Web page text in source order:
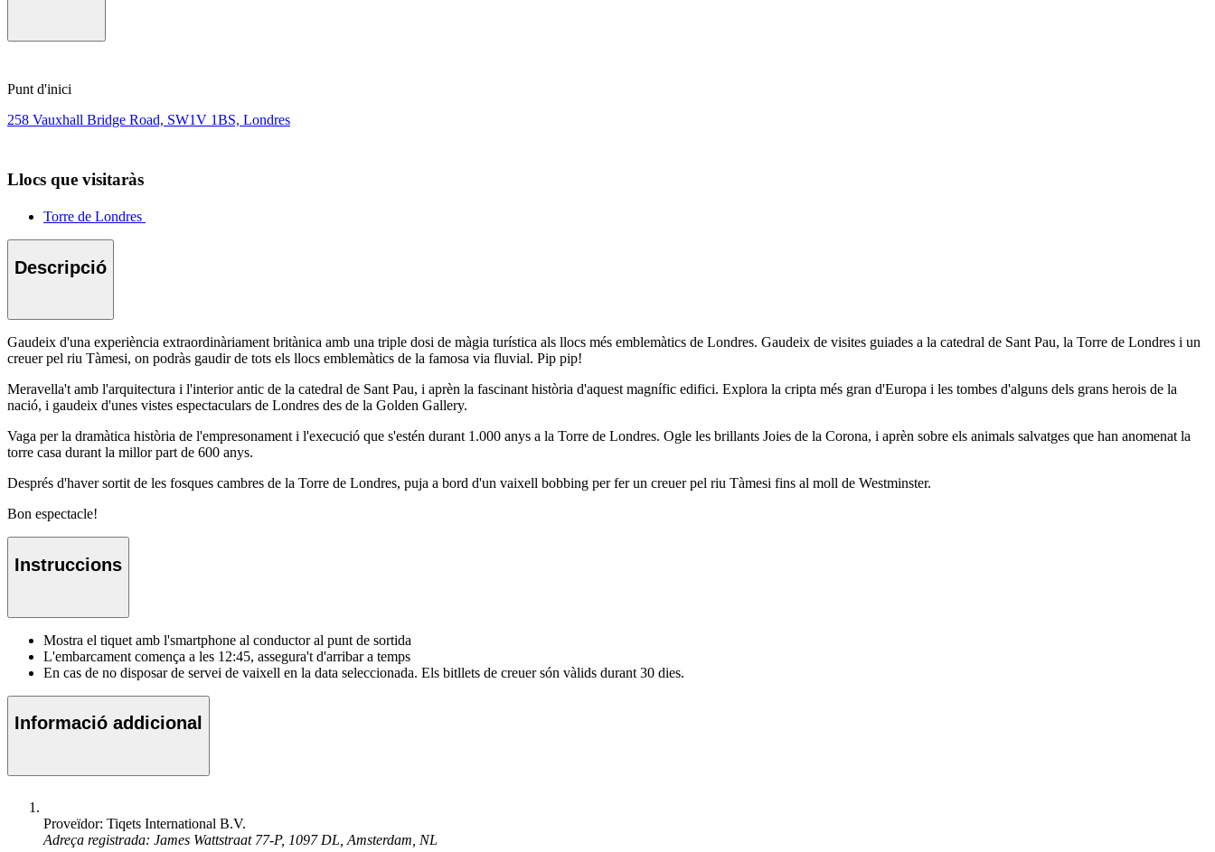
Punt d'inici
258 Vauxhall Bridge Road, SW1V 1BS, Londres
Llocs que visitaràs
Torre de Londres
Descripció
Gaudeix d'una experiència extraordinàriament britànica amb una triple dosi de màgia turística als llocs més emblemàtics de Londres. Gaudeix de visites guiades a la catedral de Sant Pau, la Torre de Londres i un
creuer pel riu Tàmesi, on podràs gaudir de tots els llocs emblemàtics de la famosa via fluvial. Pip pip!
Meravella't amb l'arquitectura i l'interior antic de la catedral de Sant Pau, i aprèn la fascinant història d'aquest magnífic edifici. Explora la cripta més gran d'Europa i les tombes d'alguns dels grans herois de la
nació, i gaudeix d'unes vistes espectaculars de Londres des de la Golden Gallery.
Vaga per la dramàtica història de l'empresonament i l'execució que s'estén durant 1.000 anys a la Torre de Londres. Ogle les brillants Joies de la Corona, i aprèn sobre els animals salvatges que han anomenat la
torre casa durant la millor part de 600 anys.
Després d'haver sortit de les fosques cambres de la Torre de Londres, puja a bord d'un vaixell bobbing per fer un creuer pel riu Tàmesi fins al moll de Westminster.
Bon espectacle!
Instruccions
Mostra el tiquet amb l'smartphone al conductor al punt de sortida
L'embarcament comença a les 12:45, assegura't d'arribar a temps
En cas de no disposar de servei de vaixell en la data seleccionada. Els bitllets de creuer són vàlids durant 30 dies.
Informació addicional
Proveïdor: Tiqets International B.V.
Adreça registrada: James Wattstraat 77-P, 1097 DL, Amsterdam, NL